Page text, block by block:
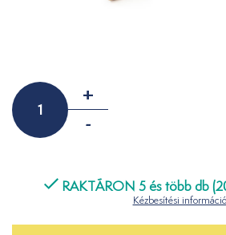
+
-
RAKTÁRON 5 és több db
Kézbesítési információ